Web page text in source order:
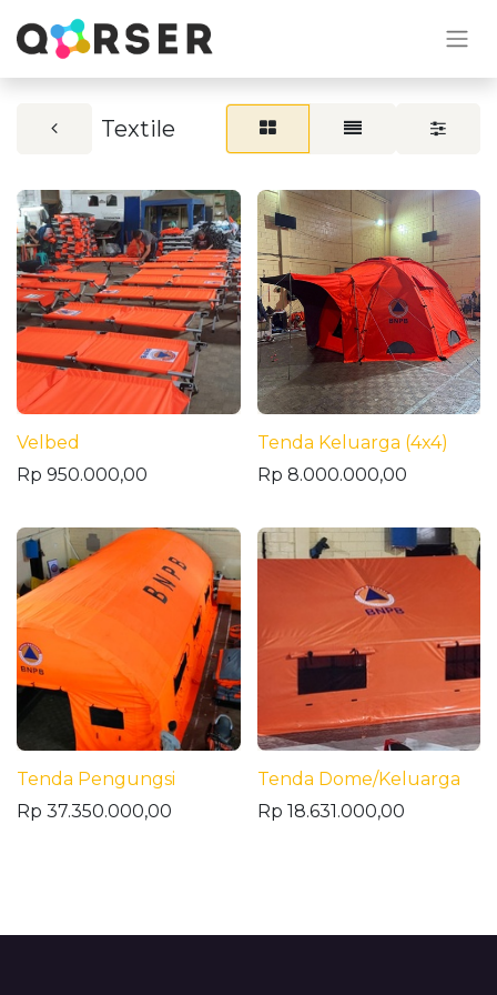
Textile
Velbed
Rp 950.000,00
Tenda Keluarga (4x4)
Rp 8.000.000,00
Tenda Pengungsi
Rp 37.350.000,00
Tenda Dome/Keluarga
Rp 18.631.000,00